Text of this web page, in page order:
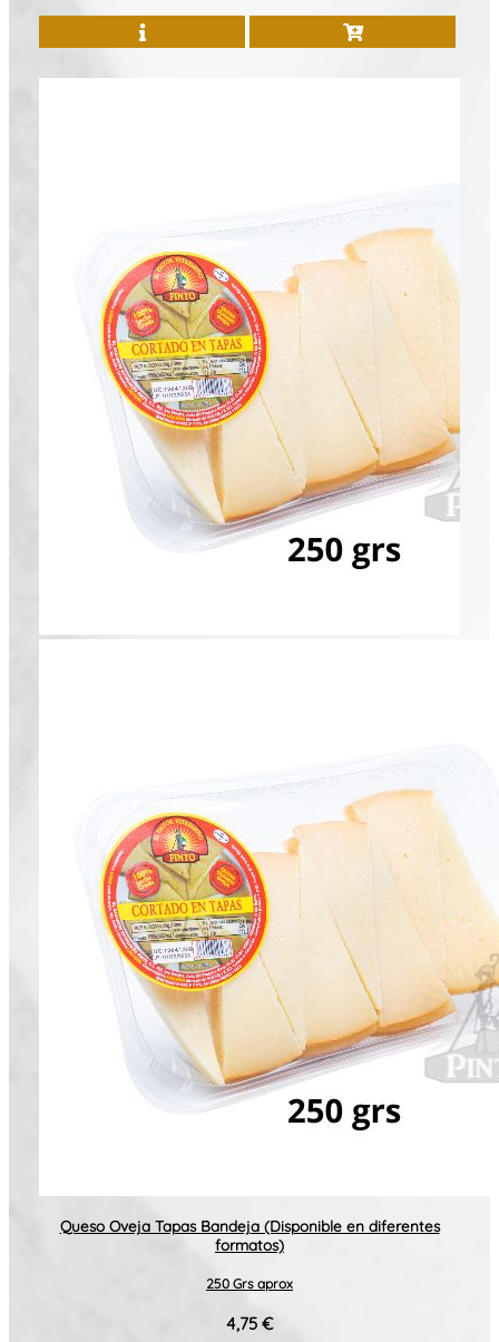
Queso Oveja Tapas Bandeja (Disponible en diferentes
formatos)
250 Grs aprox
4,75 €